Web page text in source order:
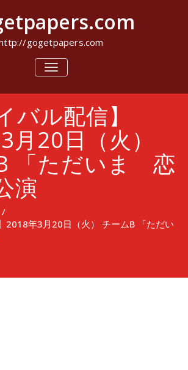
gogetpapers.com
ナ
ビ
シ
ョ
ン
を
切
り
替
バル配信】
月20日（火）
「ただいま 恋
演
/
2018年3月20日（火） チームB 「ただい